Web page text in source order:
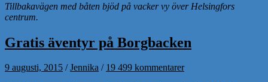
Tillbakavägen med båten bjöd på vacker vy över Helsingfors
centrum.
Gratis äventyr på Borgbacken
9 augusti, 2015 /Jennika / 19 499 kommentarer